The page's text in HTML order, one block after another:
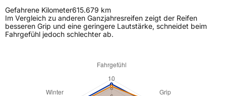
Gefahrene Kilometer615.679 km
Im Vergleich zu anderen Ganzjahresreifen zeigt der Reifen
besseren Grip und eine geringere Lautstärke, schneidet beim
Fahrgefühl jedoch schlechter ab.